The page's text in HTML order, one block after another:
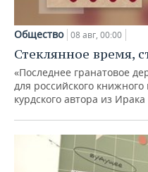
Общество 08 авг, 00:00
Стеклянное время,
«Последнее гранатовое
для российского
курдского автора из Ирака